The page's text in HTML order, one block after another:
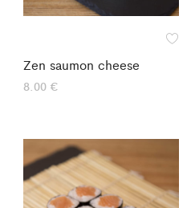
Zen saumon cheese
8.00 €